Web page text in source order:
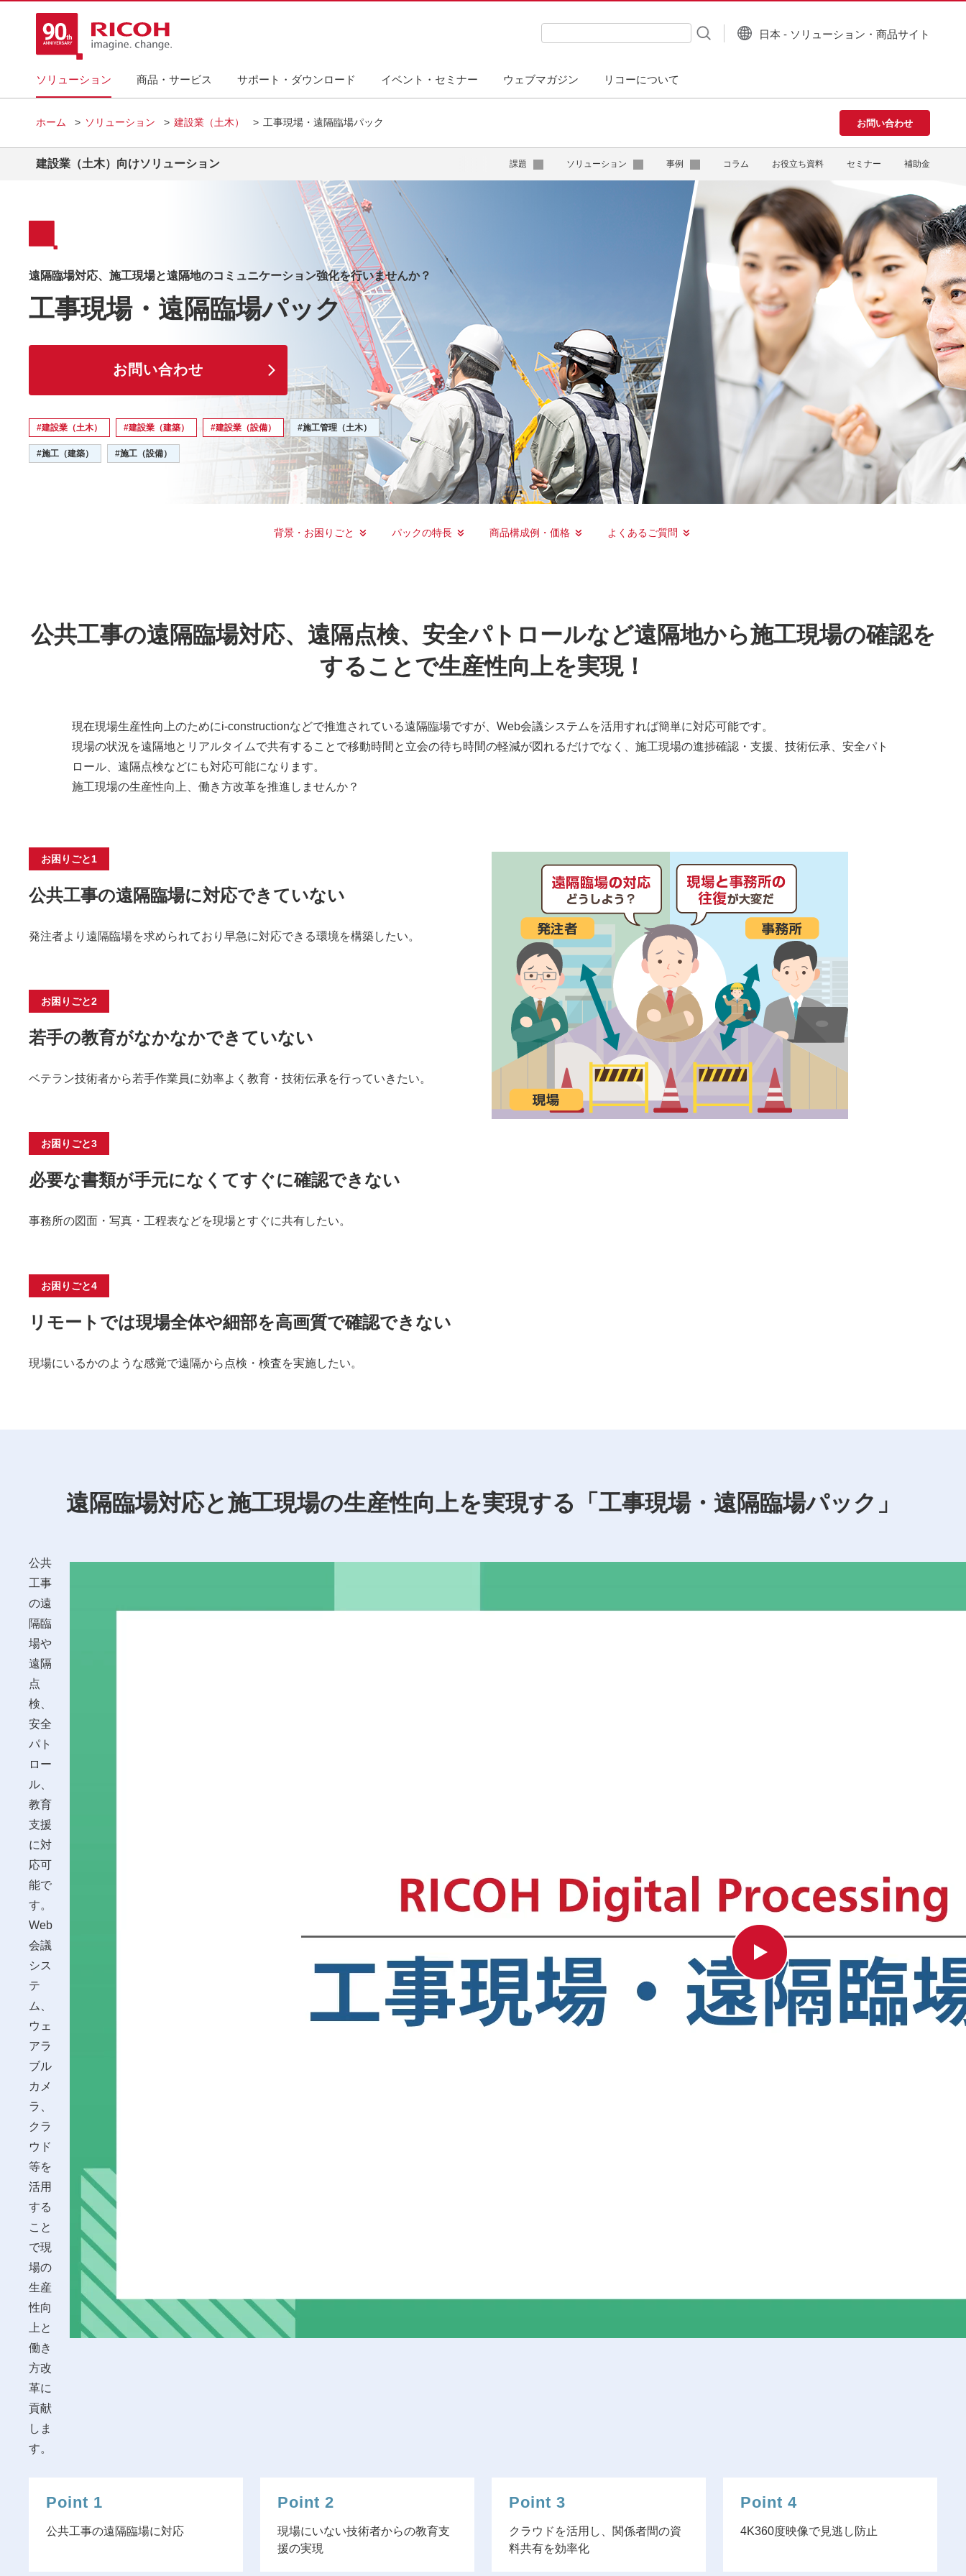
ソリューション 商品・サービス サポート・ダウンロード イベント・セミナー ウェブマガジン リコーについて
検索キーワード入力
日本 - ソリューション・商品サイト
ホーム ソリューション 建設業（土木） 工事現場・遠隔臨場パック お問い合わせ
建設業（土木）向けソリューション 課題 ソリューション 事例 コラム お役立ち資料 セミナー 補助金
遠隔臨場対応、施工現場と遠隔地のコミュニケーション強化を行いませんか？
工事現場・遠隔臨場パック
お問い合わせ
#建設業（土木） #建設業（建築） #建設業（設備） #施工管理（土木）
#施工（建築） #施工（設備）
背景・お困りごと パックの特長 商品構成例・価格 よくあるご質問
公共工事の遠隔臨場対応、遠隔点検、安全パトロールなど遠隔地から施工現場の確認を
することで生産性向上を実現！
現在現場生産性向上のためにi-constructionなどで推進されている遠隔臨場ですが、Web会議システムを活用すれば簡単に対応可能です。
現場の状況を遠隔地とリアルタイムで共有することで移動時間と立会の待ち時間の軽減が図れるだけでなく、施工現場の進捗確認・支援、技術伝承、安全パト
ロール、遠隔点検などにも対応可能になります。
施工現場の生産性向上、働き方改革を推進しませんか？
お困りごと1
公共工事の遠隔臨場に対応できていない
発注者より遠隔臨場を求められており早急に対応できる環境を構築したい。
お困りごと2
若手の教育がなかなかできていない
ベテラン技術者から若手作業員に効率よく教育・技術伝承を行っていきたい。
お困りごと3
必要な書類が手元になくてすぐに確認できない
事務所の図面・写真・工程表などを現場とすぐに共有したい。
お困りごと4
リモートでは現場全体や細部を高画質で確認できない
現場にいるかのような感覚で遠隔から点検・検査を実施したい。
遠隔臨場対応と施工現場の生産性向上を実現する「工事現場・遠隔臨場パック」
公共
工事
の遠
隔臨
場や
遠隔
点
検、
安全
パト
ロー
ル、
教育
支援
に対
応可
能で
す。
Web
会議
シス
テ
ム、
ウェ
アラ
ブル
カメ
ラ、
クラ
ウド
等を
活用
する
こと
で現
場の
生産
性向
上と
働き
方改
革に
貢献
しま
す。
Point 1
公共工事の遠隔臨場に対応
Point 2
現場にいない技術者からの教育支
援の実現
Point 3
クラウドを活用し、関係者間の資
料共有を効率化
Point 4
4K360度映像で見逃し防止